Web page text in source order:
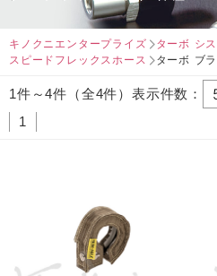
キノクニエンタープライズ
ターボ シ
スピードフレックスホース
ターボ ブ
1件～4件（全4件）表示件数：
1